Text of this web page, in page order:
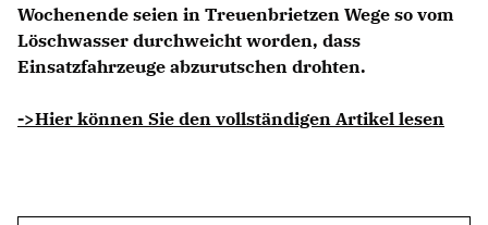
Wochenende seien in Treuenbrietzen Wege so vom
Löschwasser durchweicht worden, dass
Einsatzfahrzeuge abzurutschen drohten.
->Hier können Sie den vollständigen Artikel lesen